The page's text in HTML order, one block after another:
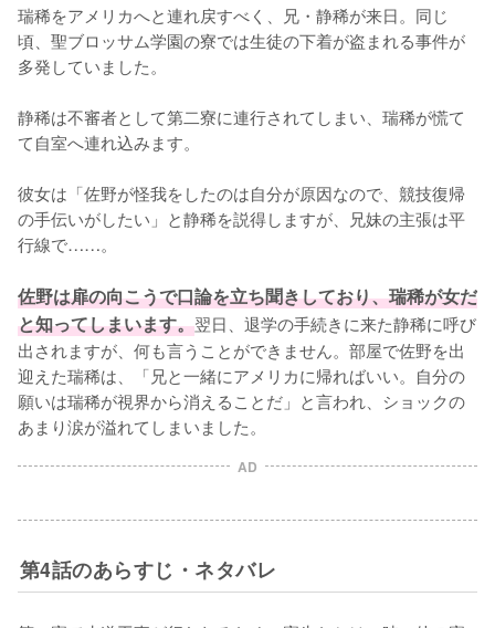
瑞稀をアメリカへと連れ戻すべく、兄・静稀が来日。同じ
頃、聖ブロッサム学園の寮では生徒の下着が盗まれる事件が
多発していました。
静稀は不審者として第二寮に連行されてしまい、瑞稀が慌て
て自室へ連れ込みます。
彼女は「佐野が怪我をしたのは自分が原因なので、競技復帰
の手伝いがしたい」と静稀を説得しますが、兄妹の主張は平
行線で……。
佐野は扉の向こうで口論を立ち聞きしており、瑞稀が女だ
と知ってしまいます。翌日、退学の手続きに来た静稀に呼び
出されますが、何も言うことができません。部屋で佐野を出
迎えた瑞稀は、「兄と一緒にアメリカに帰ればいい。自分の
願いは瑞稀が視界から消えることだ」と言われ、ショックの
あまり涙が溢れてしまいました。
AD
第4話のあらすじ・ネタバレ